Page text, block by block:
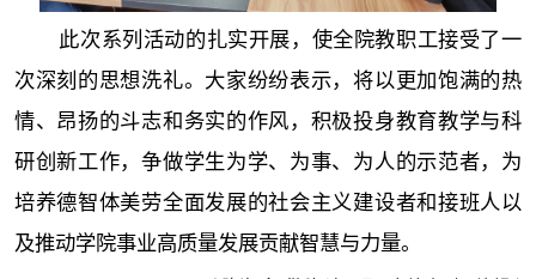
此次系列活动的扎实开展，使全院教职工接受了一
次深刻的思想洗礼。大家纷纷表示，将以更加饱满的热
情、昂扬的斗志和务实的作风，积极投身教育教学与科
研创新工作，争做学生为学、为事、为人的示范者，为
培养德智体美劳全面发展的社会主义建设者和接班人以
及推动学院事业高质量发展贡献智慧与力量。